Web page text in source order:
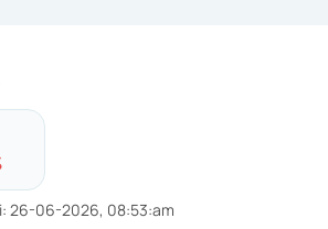
: 26-06-2026, 08:53:am